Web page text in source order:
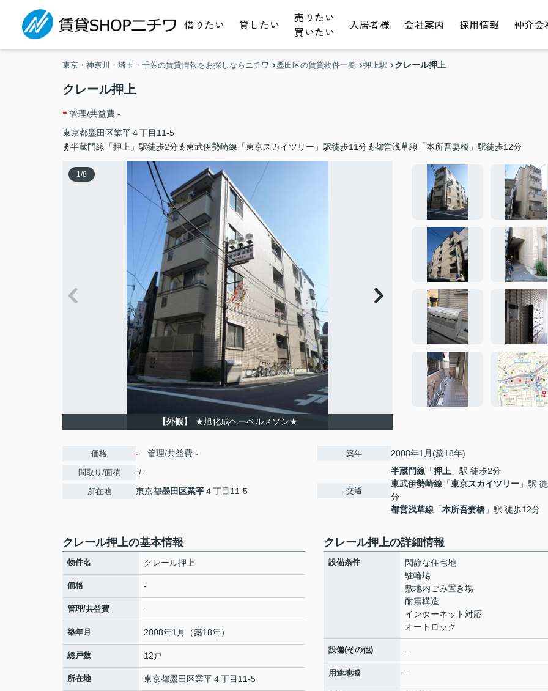
借りたい 貸したい
売りたい
買いたい
入居者様 会社案内 採用情報 仲介会
東京・神奈川・埼玉・千葉の賃貸情報をお探しならニチワ 墨田区の賃貸物件一覧 押上駅 クレール押上
クレール押上
- 管理/共益費 -
東京都墨田区業平４丁目11-5
半蔵門線「押上」駅徒歩2分
東武伊勢崎線「東京スカイツリー」駅徒歩11分 都営浅草線「本所吾妻橋」駅徒歩12分
1/8
【外観】 ★旭化成ヘーベルメゾン★
価格 - 管理/共益費 -
間取り/面積 -/-
所在地 東京都墨田区業平４丁目11-5
築年 2008年1月(築18年)
交通
半蔵門線 「押上 」駅 徒歩2分
東武伊勢崎線 「東京スカイツリー 」駅
分
都営浅草線 「本所吾妻橋 」駅 徒歩12分
クレール押上の基本情報
物件名 クレール押上
価格 -
管理/共益費 -
築年月 2008年1月（築18年）
総戸数 12戸
所在地 東京都墨田区業平４丁目11-5
クレール押上の詳細情報
設備条件
閑静な住宅地
駐輪場
敷地内ごみ置き場
耐震構造
インターネット対応
オートロック
設備(その他) -
用途地域 -